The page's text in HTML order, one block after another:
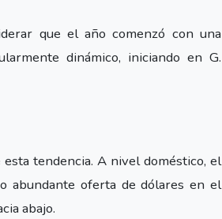
que el año comenzó con una
dinámico, iniciando en G.
tendencia. A nivel doméstico, el
abundante oferta de dólares en el
abajo.